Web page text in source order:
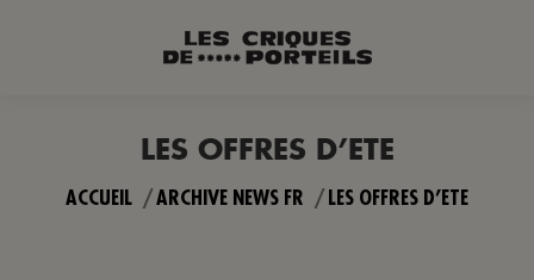
LES OFFRES D’ETE
Vous êtes ici :
ACCUEIL ARCHIVE NEWS FR LES OFFRES D’ETE